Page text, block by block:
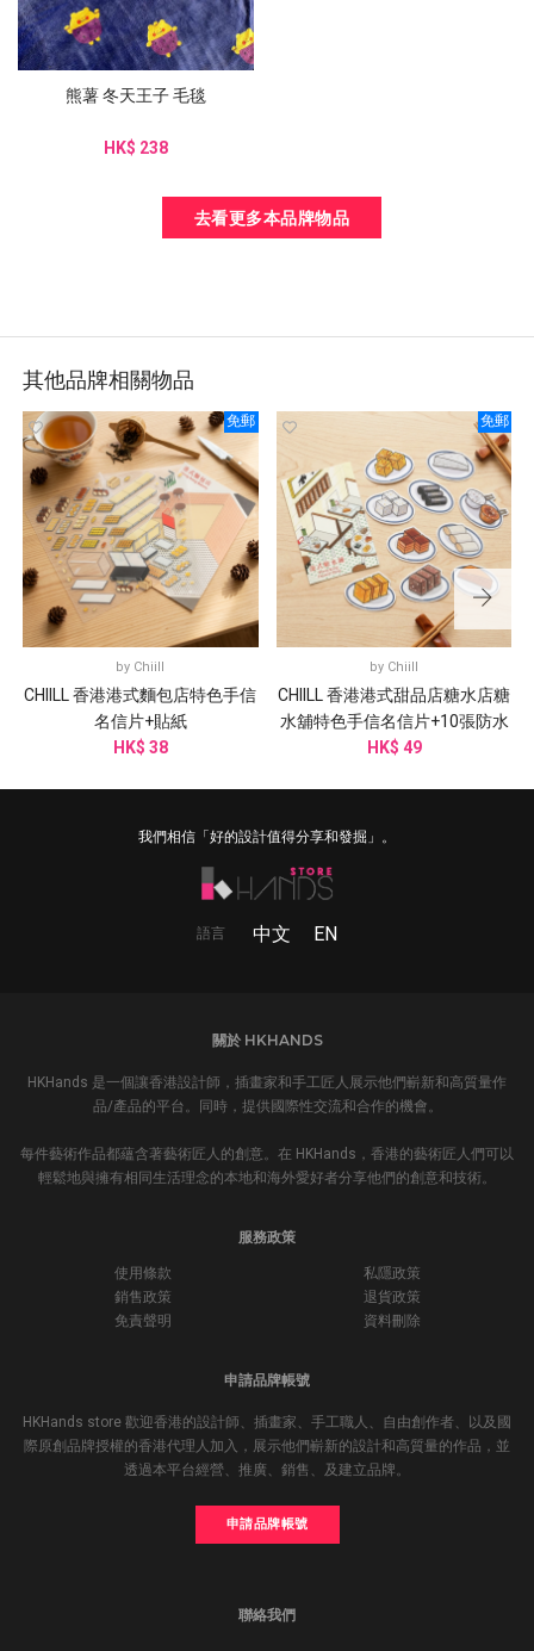
熊薯 冬天王子 毛毯
HK$ 238
去看更多本品牌物品
其他品牌相關物品
免郵
by Chiill
CHIILL 香港港式麵包店特色手信
名信片+貼紙
HK$ 38
免郵
by Chiill
CHIILL 香港港式甜品店糖水店糖
水舖特色手信名信片+10張防水
貼紙
HK$ 49
我們相信「好的設計值得分享和發掘」。
語言 中文 EN
關於 HKHANDS
HKHands 是一個讓香港設計師，插畫家和手工匠人展示他們嶄新和高質量作
品/產品的平台。同時，提供國際性交流和合作的機會。
每件藝術作品都蘊含著藝術匠人的創意。在 HKHands，香港的藝術匠人們可以
輕鬆地與擁有相同生活理念的本地和海外愛好者分享他們的創意和技術。
服務政策
使用條款
私隱政策
銷售政策
退貨政策
免責聲明
資料刪除
申請品牌帳號
HKHands store 歡迎香港的設計師、插畫家、手工職人、自由創作者、以及國
際原創品牌授權的香港代理人加入，展示他們嶄新的設計和高質量的作品，並
透過本平台經營、推廣、銷售、及建立品牌。
申請品牌帳號
聯絡我們